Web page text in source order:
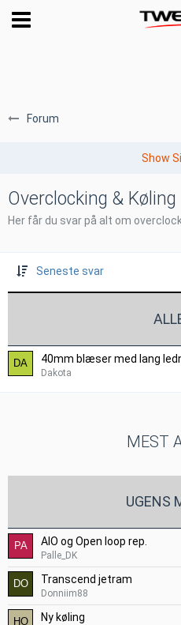
Forum
Overclocking & Køling
Her får du svar på alt om
Seneste svar
40mm blæser med lang
Dakota
MEST
UGENS
AIO og Open loop rep.
Palle_DK
Transcend jetram
Donniim88
Ny køling